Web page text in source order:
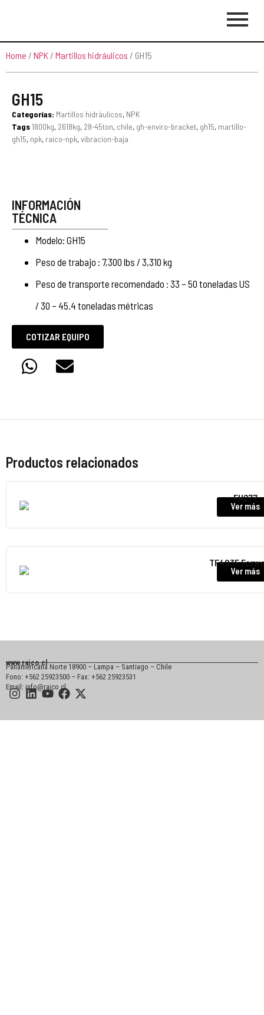
Home / NPK / Martillos hidráulicos / GH15
GH15
Categorías: Martillos hidráulicos, NPK
Tags1800kg, 2618kg, 28-45ton, chile, gh-enviro-bracket, gh15, martillo-
gh15, npk, raico-npk, vibracion-baja
INFORMACIÓN
TÉCNICA
Modelo: GH15
Peso de trabajo : 7,300 lbs / 3,310 kg
Peso de transporte recomendado : 33 – 50 toneladas US
/ 30 – 45.4 toneladas métricas
COTIZAR EQUIPO
Productos relacionados
FH277
Ver más
TF403E
Ver más
www.raico.cl
Panamericana Norte 18900 – Lampa – Santiago – Chile
Fono: +562 25923500 – Fax: +562 25923531
Email: info@raico.cl